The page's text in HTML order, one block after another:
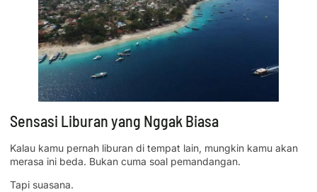
Sensasi Liburan yang Nggak Biasa
Kalau kamu pernah liburan di tempat lain, mungkin kamu akan
merasa ini beda. Bukan cuma soal pemandangan.
Tapi suasana.